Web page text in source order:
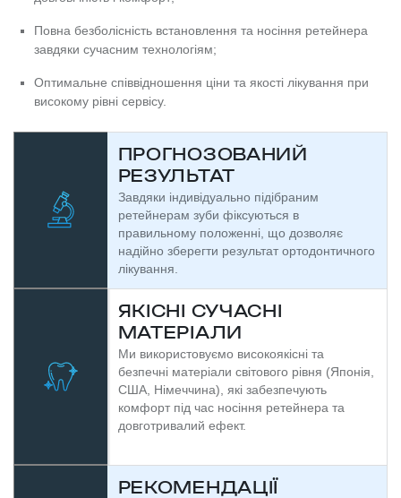
Повна безболісність встановлення та носіння ретейнера
завдяки сучасним технологіям;
Оптимальне співвідношення ціни та якості лікування при
високому рівні сервісу.
ПРОГНОЗОВАНИЙ
РЕЗУЛЬТАТ
Завдяки індивідуально підібраним
ретейнерам зуби фіксуються в
правильному положенні, що дозволяє
надійно зберегти результат ортодонтичного
лікування.
ЯКІСНІ СУЧАСНІ
МАТЕРІАЛИ
Ми використовуємо високоякісні та
безпечні матеріали світового рівня (Японія,
США, Німеччина), які забезпечують
комфорт під час носіння ретейнера та
довготривалий ефект.
РЕКОМЕНДАЦІЇ